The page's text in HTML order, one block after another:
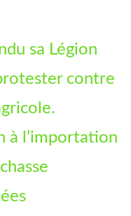
sa Légion
contre
à l’importation